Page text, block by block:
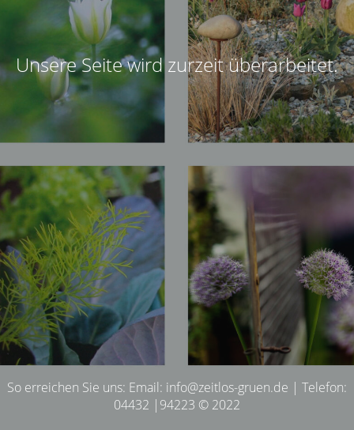
Unsere Seite wird zurzeit überarbeitet.
So erreichen Sie uns: Email: info@zeitlos-gruen.de | Telefon:
04432 |94223 © 2022